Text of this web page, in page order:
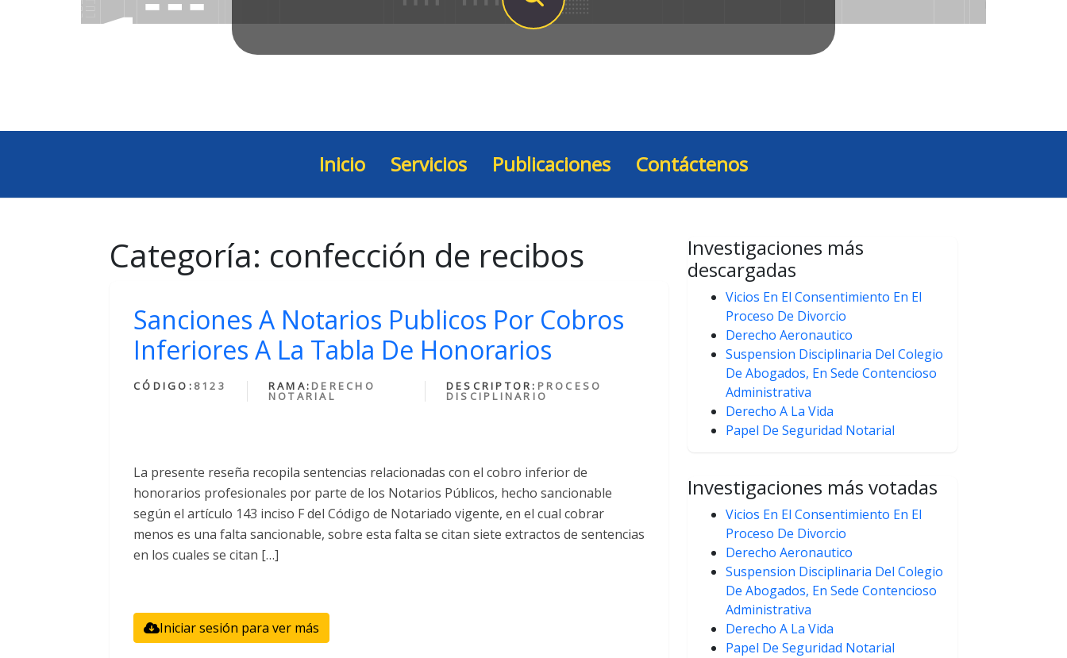
Inicio Servicios Publicaciones Contáctenos
Categoría: confección de recibos
Sanciones A Notarios Publicos Por Cobros
Inferiores A La Tabla De Honorarios
CÓDIGO: 8123 RAMA: DERECHO
NOTARIAL
DESCRIPTOR: PROCESO
DISCIPLINARIO
La presente reseña recopila sentencias relacionadas con el cobro inferior de
honorarios profesionales por parte de los Notarios Públicos, hecho sancionable
según el artículo 143 inciso F del Código de Notariado vigente, en el cual cobrar
menos es una falta sancionable, sobre esta falta se citan siete extractos de sentencias
en los cuales se citan […]
Iniciar sesión para ver más
Investigaciones más
descargadas
Vicios En El Consentimiento En El
Proceso De Divorcio
Derecho Aeronautico
Suspension Disciplinaria Del Colegio
De Abogados, En Sede Contencioso
Administrativa
Derecho A La Vida
Papel De Seguridad Notarial
Investigaciones más votadas
Vicios En El Consentimiento En El
Proceso De Divorcio
Derecho Aeronautico
Suspension Disciplinaria Del Colegio
De Abogados, En Sede Contencioso
Administrativa
Derecho A La Vida
Papel De Seguridad Notarial